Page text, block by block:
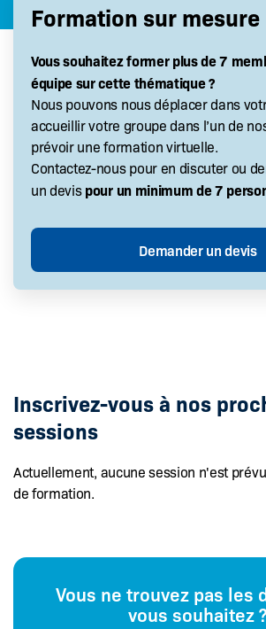
Formation sur mesure
Vous souhaitez former plus de 7
équipe sur cette thématique ?
Nous pouvons nous déplacer dans
accueillir votre groupe dans l’un de
prévoir une formation virtuelle.
Contactez-nous pour en discuter ou
un devispour un minimum de 7
Inscrivez-vous à nos
sessions
Actuellement, aucune session n'est
de formation.
Vous ne trouvez pas les
vous souhaitez ?